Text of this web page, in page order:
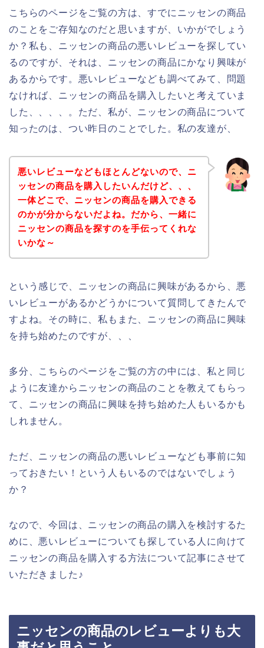
こちらのページをご覧の方は、すでにニッセンの商品
のことをご存知なのだと思いますが、いかがでしょう
か？私も、ニッセンの商品の悪いレビューを探してい
るのですが、それは、ニッセンの商品にかなり興味が
あるからです。悪いレビューなども調べてみて、問題
なければ、ニッセンの商品を購入したいと考えていま
した、、、、。ただ、私が、ニッセンの商品について
知ったのは、つい昨日のことでした。私の友達が、
悪いレビューなどもほとんどないので、ニ
ッセンの商品を購入したいんだけど、、、
一体どこで、ニッセンの商品を購入できる
のかが分からないだよね。だから、一緒に
ニッセンの商品を探すのを手伝ってくれな
いかな～
という感じで、ニッセンの商品に興味があるから、悪
いレビューがあるかどうかについて質問してきたんで
すよね。その時に、私もまた、ニッセンの商品に興味
を持ち始めたのですが、、、
多分、こちらのページをご覧の方の中には、私と同じ
ように友達からニッセンの商品のことを教えてもらっ
て、ニッセンの商品に興味を持ち始めた人もいるかも
しれません。
ただ、ニッセンの商品の悪いレビューなども事前に知
っておきたい！という人もいるのではないでしょう
か？
なので、今回は、ニッセンの商品の購入を検討するた
めに、悪いレビューについても探している人に向けて
ニッセンの商品を購入する方法について記事にさせて
いただきました♪
ニッセンの商品のレビューよりも大